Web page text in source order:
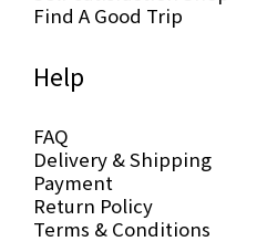
Find A Good Trip
Help
FAQ
Delivery & Shipping
Payment
Return Policy
Terms & Conditions